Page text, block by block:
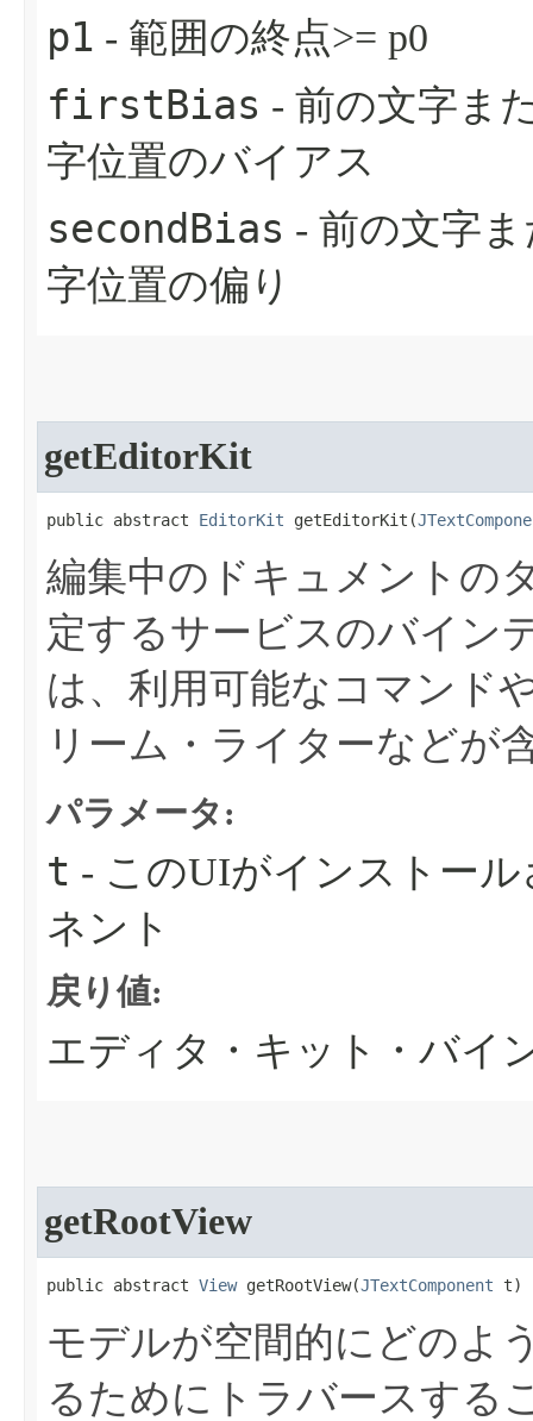
p1 - 範囲の終点>= p0
firstBias - 前の文字ま
字位置のバイアス
secondBias - 前の文字
字位置の偏り
getEditorKit
public abstract EditorKit getEditorKit​(
編集中のドキュメントの
定するサービスのバイン
は、利用可能なコマンド
リーム・ライターなどが
パラメータ:
t - このUIがインストー
ネント
戻り値:
エディタ・キット・バイ
getRootView
public abstract View getRootView​(JTextComponent t)
モデルが空間的にどのよ
るためにトラバースする